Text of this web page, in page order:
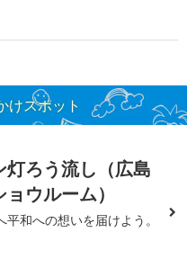
けスポット
灯ろう流し（広島
ウルーム）
和への想いを届けよう。